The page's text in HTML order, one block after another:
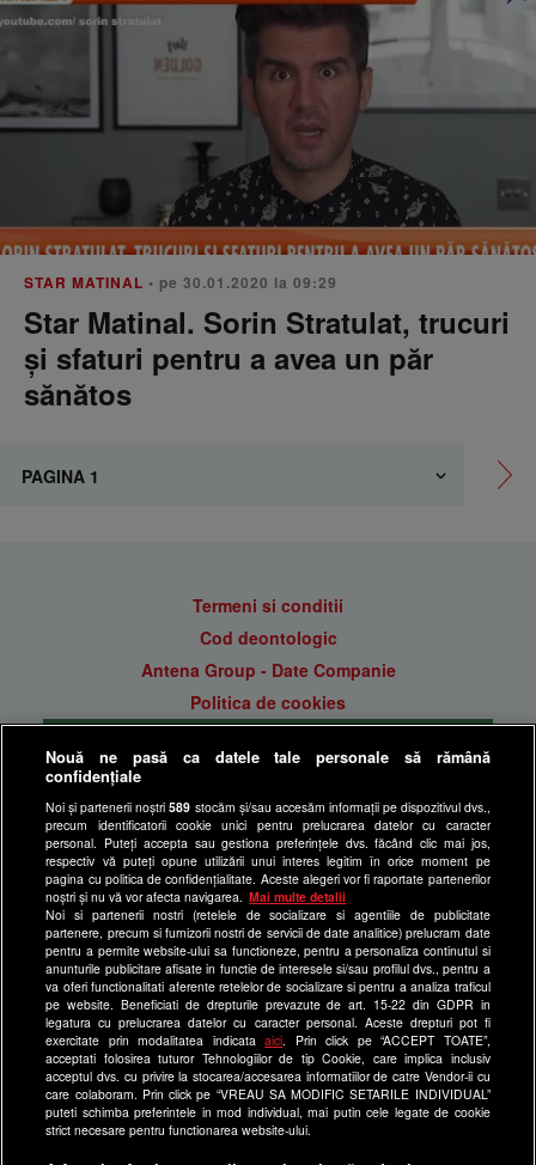
STAR MATINAL • pe 30.01.2020 la 09:29
Star Matinal. Sorin Stratulat, trucuri
și sfaturi pentru a avea un păr
sănătos
Termeni si conditii
Cod deontologic
Antena Group - Date Companie
Politica de cookies
Politica de confidentialitate
Anunturi gratuite pe Lajumate.ro
Ultimele Stiri
Program Happy Channel
Echipa editorială
Site-uri Antena Group
a1.ro
antenastars.ro
as.ro
catine.ro
chefi.ro
deparinti.ro
Nouă ne pasă ca datele tale personale să rămână
confidențiale
Noi și partenerii noștri589 stocăm și/sau accesăm informații pe dispozitivul dvs.,
precum identificatorii cookie unici pentru prelucrarea datelor cu caracter
personal. Puteți accepta sau gestiona preferințele dvs. făcând clic mai jos,
respectiv vă puteți opune utilizării unui interes legitim în orice moment pe
pagina cu politica de confidențialitate. Aceste alegeri vor fi raportate partenerilor
noștri și nu vă vor afecta navigarea.
Mai multe detalii
Noi si partenerii nostri (retelele de socializare si agentiile de publicitate
partenere, precum si furnizorii nostri de servicii de date analitice) prelucram date
pentru a permite website-ului sa functioneze, pentru a personaliza continutul si
anunturile publicitare afisate in functie de interesele si/sau profilul dvs., pentru a
va oferi functionalitati aferente retelelor de socializare si pentru a analiza traficul
pe website. Beneficiati de drepturile prevazute de art. 15-22 din GDPR in
legatura cu prelucrarea datelor cu caracter personal. Aceste drepturi pot fi
exercitate prin modalitatea indicataaici . Prin click pe “ACCEPT TOATE”,
acceptati folosirea tuturor Tehnologiilor de tip Cookie, care implica inclusiv
acceptul dvs. cu privire la stocarea/accesarea informatiilor de catre Vendor-ii cu
care colaboram. Prin click pe “VREAU SA MODIFIC SETARILE INDIVIDUAL”
puteti schimba preferintele in mod individual, mai putin cele legate de cookie
strict necesare pentru functionarea website-ului.